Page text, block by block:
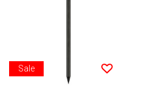
Sale